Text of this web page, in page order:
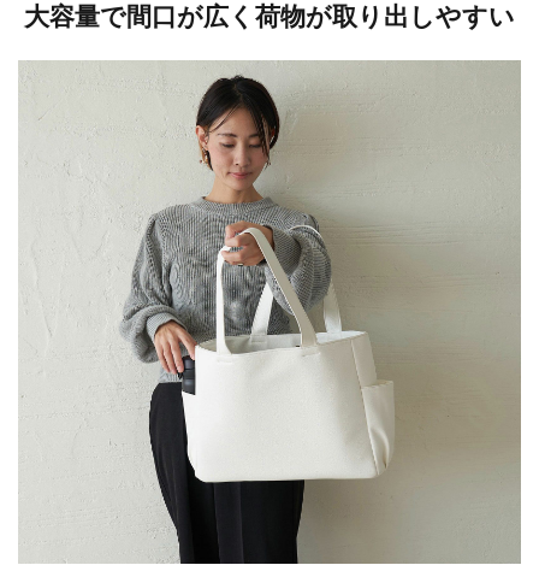
大容量で間口が広く荷物が取り出しやすい